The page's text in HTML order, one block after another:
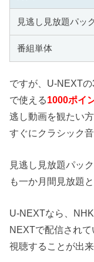
見逃し見放題パッ
番組単体
ですが、U-NEXT
で使える1000ポイ
逃し動画を観たい
すぐにクラシック
見逃し見放題パッ
も一か月間見放題
U-NEXTなら、
NEXTで配信され
視聴することが出来